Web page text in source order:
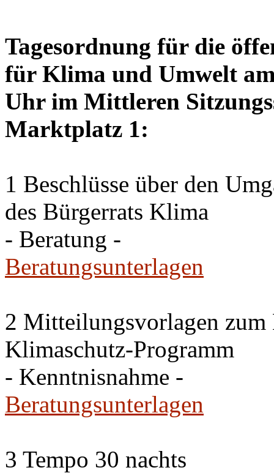
Tagesordnung für die
für Klima und Umwelt
Uhr im Mittleren
Marktplatz 1:
1 Beschlüsse über den
des Bürgerrats Klima
- Beratung -
Beratungsunterlagen
2 Mitteilungsvorlagen zum
Klimaschutz-Programm
- Kenntnisnahme -
Beratungsunterlagen
3 Tempo 30 nachts